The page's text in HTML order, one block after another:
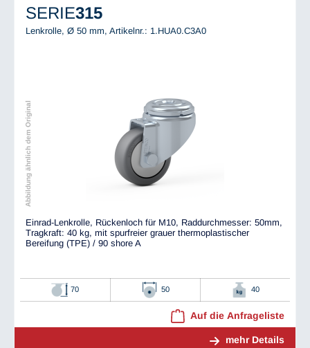
SERIE315
Lenkrolle, Ø 50 mm, Artikelnr.: 1.HUA0.C3A0
Abbildung ähnlich dem Original
Einrad-Lenkrolle, Rückenloch für M10, Raddurchmesser: 50mm,
Tragkraft: 40 kg, mit spurfreier grauer thermoplastischer
Bereifung (TPE) / 90 shore A
70 50 40
Auf die Anfrageliste
mehr Details